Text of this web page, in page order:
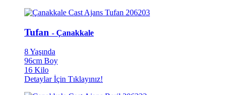
Tufan - Çanakkale
8 Yaşında
96cm Boy
16 Kilo
Detaylar İçin Tıklayınız!